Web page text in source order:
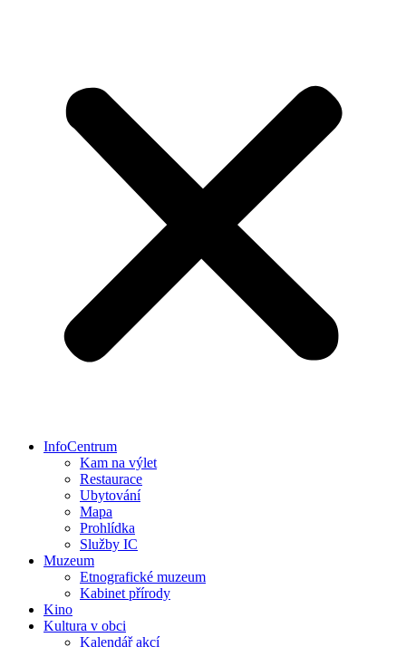
InfoCentrum
Kam na výlet
Restaurace
Ubytování
Mapa
Prohlídka
Služby IC
Muzeum
Etnografické muzeum
Kabinet přírody
Kino
Kultura v obci
Kalendář akcí